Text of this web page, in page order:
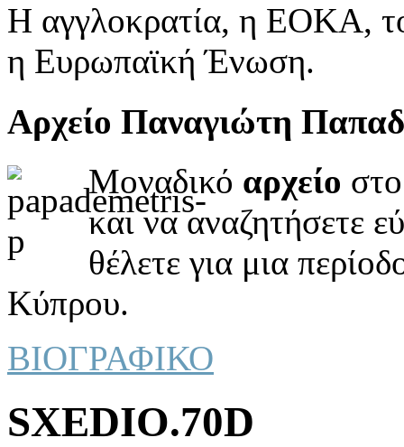
Η αγγλοκρατία, η ΕΟΚΑ,
η Ευρωπαϊκή Ένωση.
Αρχείο Παναγιώτη
Μοναδικό αρχείο
και να αναζητήσετε
θέλετε για μια
Κύπρου.
ΒΙΟΓΡΑΦΙΚΟ
SXEDIO.70D